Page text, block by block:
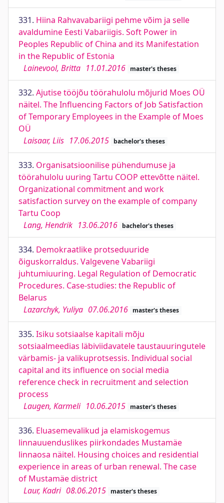
331. Hiina Rahvavabariigi pehme võim ja selle
avaldumine Eesti Vabariigis. Soft Power in
Peoples Republic of China and its Manifestation
in the Republic of Estonia
Lainevool, Britta 11.01.2016 master's theses
332. Ajutise tööjõu töörahulolu mõjurid Moes OÜ
näitel. The Influencing Factors of Job Satisfaction
of Temporary Employees in the Example of Moes
OÜ
Laisaar, Liis 17.06.2015 bachelor's theses
333. Organisatsioonilise pühendumuse ja
töörahulolu uuring Tartu COOP ettevõtte näitel.
Organizational commitment and work
satisfaction survey on the example of company
Tartu Coop
Lang, Hendrik 13.06.2016 bachelor's theses
334. Demokraatlike protseduuride
õiguskorraldus. Valgevene Vabariigi
juhtumiuuring. Legal Regulation of Democratic
Procedures. Case-studies: the Republic of
Belarus
Lazarchyk, Yuliya 07.06.2016 master's theses
335. Isiku sotsiaalse kapitali mõju
sotsiaalmeedias läbiviidavatele taustauuringutele
värbamis- ja valikuprotsessis. Individual social
capital and its influence on social media
reference check in recruitment and selection
process
Laugen, Karmeli 10.06.2015 master's theses
336. Eluasemevalikud ja elamiskogemus
linnauuenduslikes piirkondades Mustamäe
linnaosa näitel. Housing choices and residential
experience in areas of urban renewal. The case
of Mustamäe district
Laur, Kadri 08.06.2015 master's theses